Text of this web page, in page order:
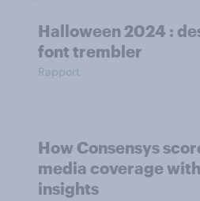
Halloween 2024 :
font trembler
Rapport
How Consensys
media coverage
insights